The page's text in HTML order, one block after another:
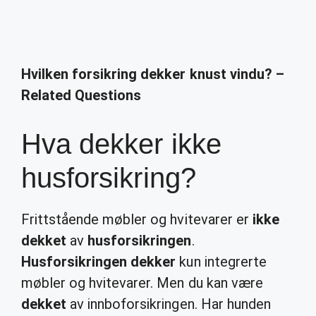
Hvilken forsikring dekker knust vindu? –
Related Questions
Hva dekker ikke
husforsikring?
Frittstående møbler og hvitevarer er ikke
dekket av husforsikringen.
Husforsikringen dekker kun integrerte
møbler og hvitevarer. Men du kan være
dekket av innboforsikringen. Har hunden